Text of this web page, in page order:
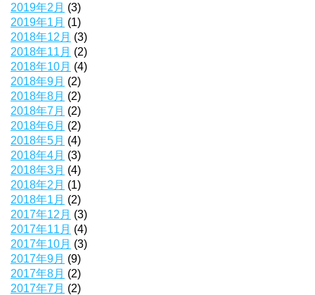
2019年2月 (3)
2019年1月 (1)
2018年12月 (3)
2018年11月 (2)
2018年10月 (4)
2018年9月 (2)
2018年8月 (2)
2018年7月 (2)
2018年6月 (2)
2018年5月 (4)
2018年4月 (3)
2018年3月 (4)
2018年2月 (1)
2018年1月 (2)
2017年12月 (3)
2017年11月 (4)
2017年10月 (3)
2017年9月 (9)
2017年8月 (2)
2017年7月 (2)